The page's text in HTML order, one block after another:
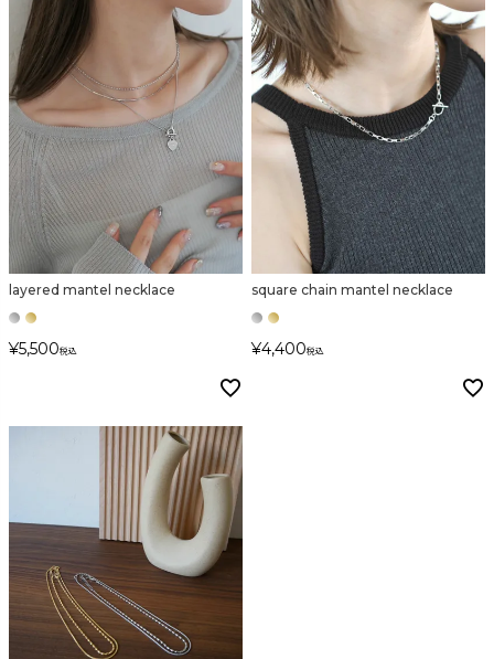
価格
〜
在庫なし商品
表示する
表示しない
layered mantel necklace
¥5,500税込
square chain mantel necklace
¥4,400税込